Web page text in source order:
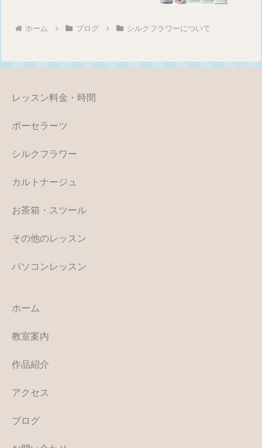
ホーム ブログ シルクフラワーについて
レッスン料金・時間
ポーセラーツ
シルクフラワー
カルトナージュ
お茶箱・スツール
その他のレッスン
パソコンレッスン
ホーム
教室案内
作品紹介
アクセス
ブログ